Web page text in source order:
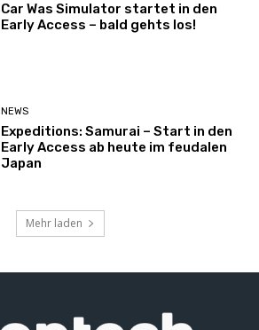
Car Was Simulator startet in den
Early Access – bald gehts los!
NEWS
Expeditions: Samurai – Start in den
Early Access ab heute im feudalen
Japan
Mehr laden